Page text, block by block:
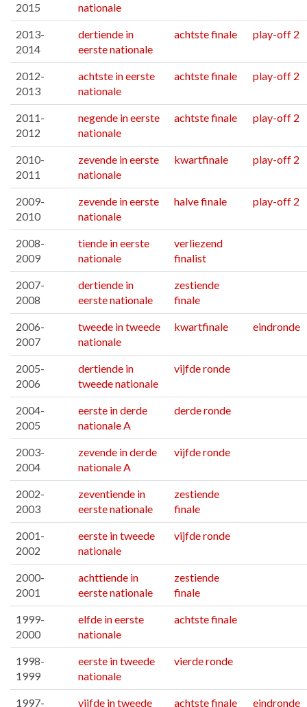
2015
nationale
2013-
2014
dertiende in
eerste nationale
achtste finale play-off 2
2012-
2013
achtste in eerste
nationale
achtste finale play-off 2
2011-
2012
negende in eerste
nationale
achtste finale play-off 2
2010-
2011
zevende in eerste
nationale
kwartfinale play-off 2
2009-
2010
zevende in eerste
nationale
halve finale play-off 2
2008-
2009
tiende in eerste
nationale
verliezend
finalist
2007-
2008
dertiende in
eerste nationale
zestiende
finale
2006-
2007
tweede in tweede
nationale
kwartfinale eindronde
2005-
2006
dertiende in
tweede nationale
vijfde ronde
2004-
2005
eerste in derde
nationale A
derde ronde
2003-
2004
zevende in derde
nationale A
vijfde ronde
2002-
2003
zeventiende in
eerste nationale
zestiende
finale
2001-
2002
eerste in tweede
nationale
vijfde ronde
2000-
2001
achttiende in
eerste nationale
zestiende
finale
1999-
2000
elfde in eerste
nationale
achtste finale
1998-
1999
eerste in tweede
nationale
vierde ronde
1997-
vijfde in tweede
achtste finale eindronde